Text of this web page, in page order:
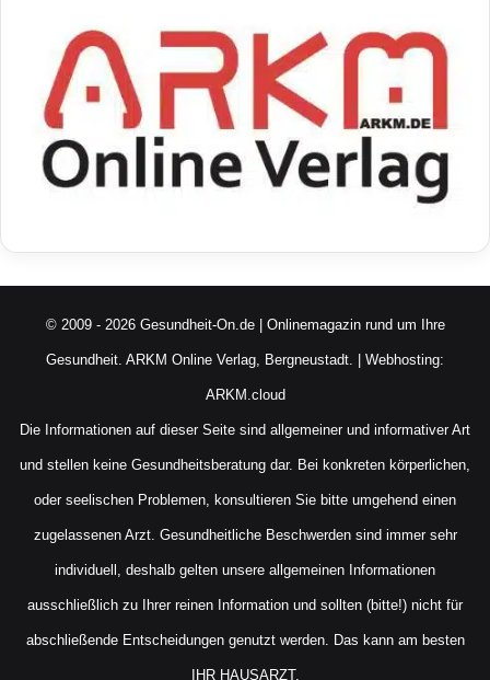
© 2009 - 2026 Gesundheit-On.de | Onlinemagazin rund um Ihre
Gesundheit. ARKM Online Verlag, Bergneustadt. | Webhosting:
ARKM.cloud
Die Informationen auf dieser Seite sind allgemeiner und informativer Art
und stellen keine Gesundheitsberatung dar. Bei konkreten körperlichen,
oder seelischen Problemen, konsultieren Sie bitte umgehend einen
zugelassenen Arzt. Gesundheitliche Beschwerden sind immer sehr
individuell, deshalb gelten unsere allgemeinen Informationen
ausschließlich zu Ihrer reinen Information und sollten (bitte!) nicht für
abschließende Entscheidungen genutzt werden. Das kann am besten
IHR HAUSARZT.